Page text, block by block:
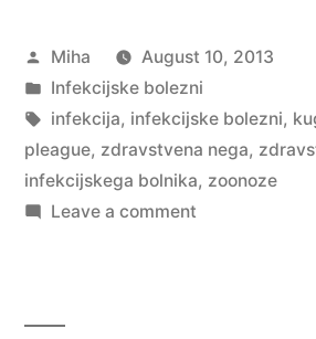
Posted
by
Miha
August 10, 2013
Posted
in
Infekcijske bolezni
Tags:
infekcija, infekcijske bolezni,
pleague, zdravstvena nega,
infekcijskega bolnika, zoonoze
Leave a commenton